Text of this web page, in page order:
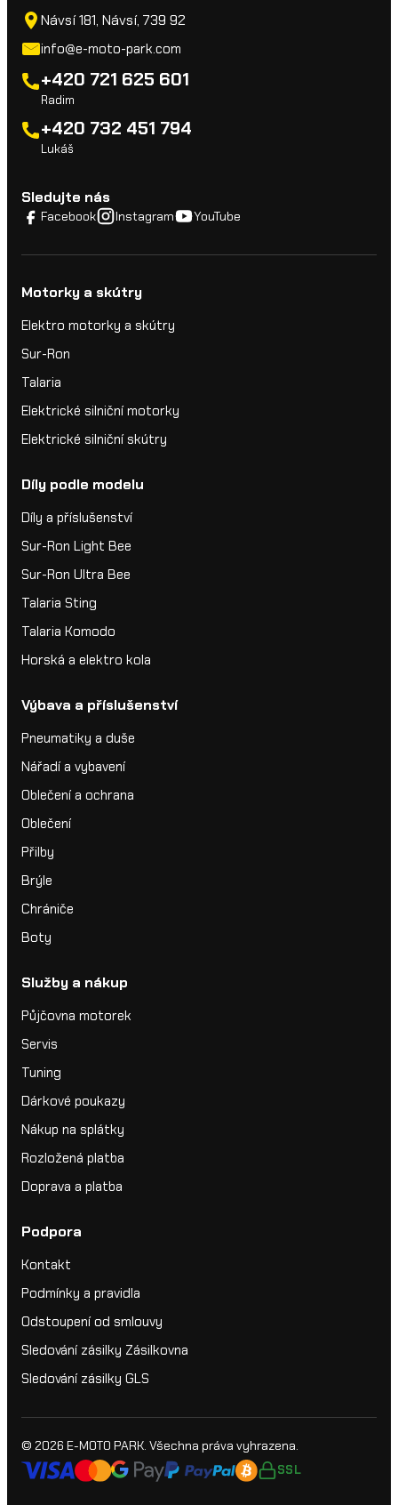
Návsí 181, Návsí, 739 92
info@e-moto-park.com
+420 721 625 601
Radim
+420 732 451 794
Lukáš
Sledujte nás
Facebook Instagram YouTube
Motorky a skútry
Elektro motorky a skútry
Sur-Ron
Talaria
Elektrické silniční motorky
Elektrické silniční skútry
Díly podle modelu
Díly a příslušenství
Sur-Ron Light Bee
Sur-Ron Ultra Bee
Talaria Sting
Talaria Komodo
Horská a elektro kola
Výbava a příslušenství
Pneumatiky a duše
Nářadí a vybavení
Oblečení a ochrana
Oblečení
Přilby
Brýle
Chrániče
Boty
Služby a nákup
Půjčovna motorek
Servis
Tuning
Dárkové poukazy
Nákup na splátky
Rozložená platba
Doprava a platba
Podpora
Kontakt
Podmínky a pravidla
Odstoupení od smlouvy
Sledování zásilky Zásilkovna
Sledování zásilky GLS
© 2026 E-MOTO PARK. Všechna práva vyhrazena.
SSL